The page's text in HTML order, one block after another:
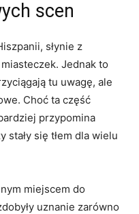
scen
słynie‌ z
Jednak to
tu ⁤uwagę, ale​
Choć ta⁢ część
przypomina
się tłem dla wielu
miejscem do⁢
uznanie zarówno